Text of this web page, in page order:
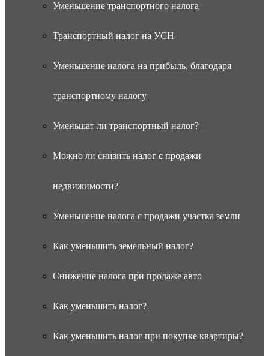
Уменьшение транспортного налога
Транспортный налог на УСН
Уменьшение налога на прибыль, благодаря
транспортному налогу
Уменьшат ли транспортный налог?
Можно ли снизить налог с продажи
недвижимости?
Уменьшение налога с продажи участка земли
Как уменьшить земельный налог?
Снижение налога при продаже авто
Как уменьшить налог?
Как уменьшить налог при покупке квартиры?